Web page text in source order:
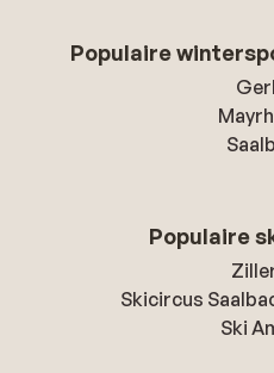
Populaire
Populaire
Skicircus
Ski